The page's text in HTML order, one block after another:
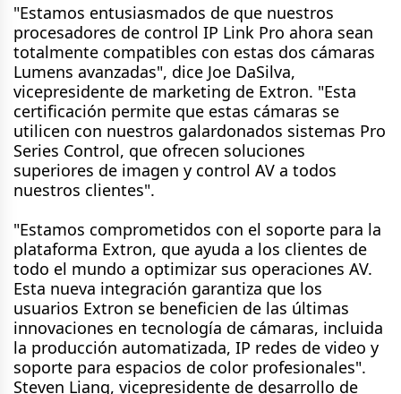
"Estamos entusiasmados de que nuestros
procesadores de control IP Link Pro ahora sean
totalmente compatibles con estas dos cámaras
Lumens avanzadas", dice Joe DaSilva,
vicepresidente de marketing de Extron. "Esta
certificación permite que estas cámaras se
utilicen con nuestros galardonados sistemas Pro
Series Control, que ofrecen soluciones
superiores de imagen y control AV a todos
nuestros clientes".
"Estamos comprometidos con el soporte para la
plataforma Extron, que ayuda a los clientes de
todo el mundo a optimizar sus operaciones AV.
Esta nueva integración garantiza que los
usuarios Extron se beneficien de las últimas
innovaciones en tecnología de cámaras, incluida
la producción automatizada, IP redes de video y
soporte para espacios de color profesionales".
Steven Liang, vicepresidente de desarrollo de